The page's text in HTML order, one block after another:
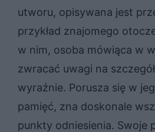
utworu, opisywana jest
przykład znajomego
w nim, osoba mówiąca w
zwracać uwagi na
wyraźnie. Porusza się w
pamięć, zna doskonale
punkty odniesienia. Swoje